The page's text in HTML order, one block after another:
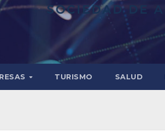
TURISMO SALUD